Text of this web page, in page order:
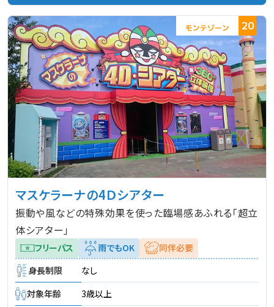
20
マスケラーナの4Ｄシアター
振動や風などの特殊効果を使った臨場感あふれる「超立
体シアター」
フリーパス 雨でもOK
同伴必要
身長制限
なし
対象年齢
3歳以上